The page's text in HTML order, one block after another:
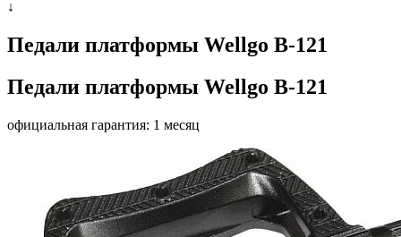
↓
Педали платформы Wellgo B-121
Педали платформы Wellgo B-121
официальная гарантия: 1 месяц